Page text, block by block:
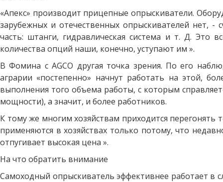
«Апекс» производит прицепные опрыскиватели.
зарубежных и отечественных опрыскивателей нет,
часть: штанги, гидравлическая система и т. Д.
количества опций наши, конечно, уступают им ».
В Фомина с AGCO другая точка зрения. По его
аграрии «постепенно» начнут работать на этой,
выполнения того объема работы, с которым
мощности), а значит, и более работников.
К тому же многим хозяйствам приходится
применяются в хозяйствах только потому, что
отпугивает высокая цена ».
На что обратить внимание
Самоходный опрыскиватель эффективнее работает в